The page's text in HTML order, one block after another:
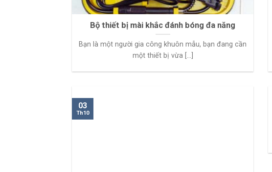
Bộ thiết bị mài khắc đánh bóng đa năng
Bạn là một người gia công khuôn mẫu, bạn đang cần
một thiết bị vừa [...]
03
Th10